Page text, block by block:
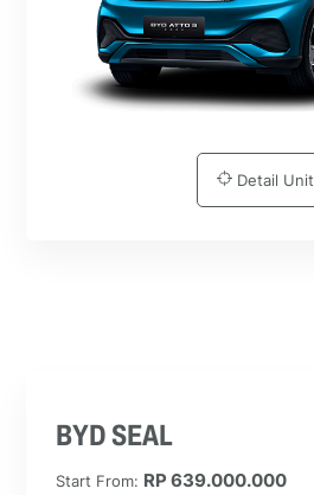
Detail Unit
BYD SEAL
Start From: RP 639.000.000